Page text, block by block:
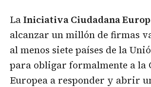
LaIniciativa Ciudadana
alcanzar un millón de firmas
al menos siete países de la
para obligar formalmente a la
Europea a responder y abrir